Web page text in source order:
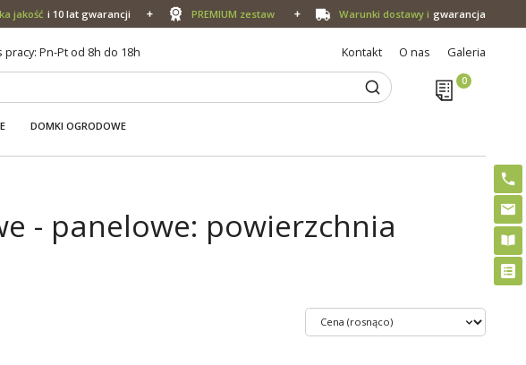
jakość i 10 lat gwarancji PREMIUM zestaw Warunki dostawy i gwarancja
pracy: Pn-Pt od 8h do 18h Kontakt O nas Galeria
DOMKI OGRODOWE
- panelowe: powierzchnia